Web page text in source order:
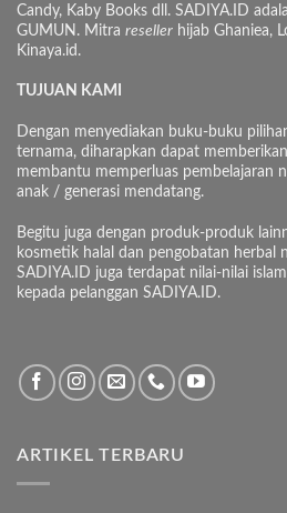
Candy, Kaby Books dll. SADIYA.ID
GUMUN. Mitra reseller hijab Ghaniea,
Kinaya.id.
TUJUAN KAMI
Dengan menyediakan buku-buku
ternama, diharapkan dapat
membantu memperluas pembelajaran
anak / generasi mendatang.
Begitu juga dengan produk-produk
kosmetik halal dan pengobatan herbal
SADIYA.ID juga terdapat nilai-nilai
kepada pelanggan SADIYA.ID.
ARTIKEL TERBARU